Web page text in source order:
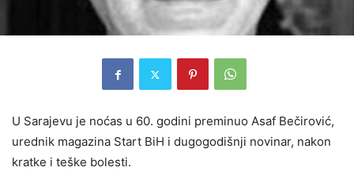
U Sarajevu je noćas u 60. godini preminuo Asaf Bečirović,
urednik magazina Start BiH i dugogodišnji novinar, nakon
kratke i teške bolesti.